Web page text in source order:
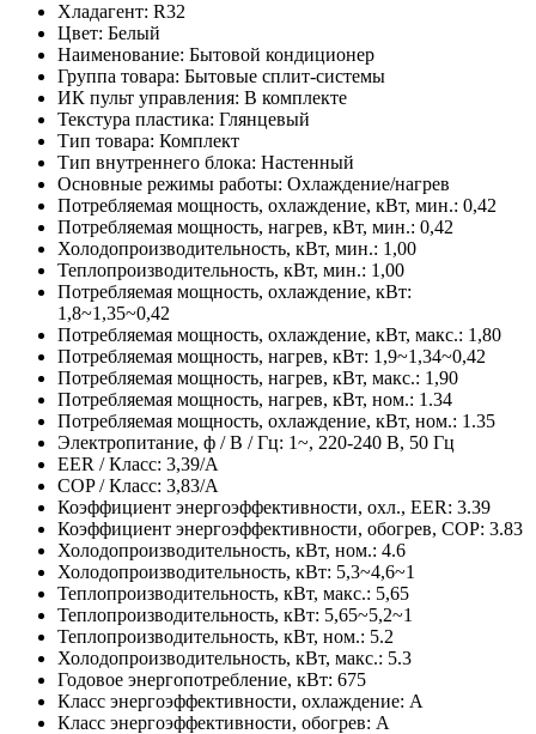
Хладагент: R32
Цвет: Белый
Наименование: Бытовой кондиционер
Группа товара: Бытовые сплит-системы
ИК пульт управления: В комплекте
Текстура пластика: Глянцевый
Тип товара: Комплект
Тип внутреннего блока: Настенный
Основные режимы работы: Охлаждение/нагрев
Потребляемая мощность, охлаждение, кВт, мин.: 0,42
Потребляемая мощность, нагрев, кВт, мин.: 0,42
Холодопроизводительность, кВт, мин.: 1,00
Теплопроизводительность, кВт, мин.: 1,00
Потребляемая мощность, охлаждение, кВт:
1,8~1,35~0,42
Потребляемая мощность, охлаждение, кВт, макс.: 1,80
Потребляемая мощность, нагрев, кВт: 1,9~1,34~0,42
Потребляемая мощность, нагрев, кВт, макс.: 1,90
Потребляемая мощность, нагрев, кВт, ном.: 1.34
Потребляемая мощность, охлаждение, кВт, ном.: 1.35
Электропитание, ф / В / Гц: 1~, 220-240 В, 50 Гц
EER / Класс: 3,39/A
COP / Класс: 3,83/A
Коэффициент энергоэффективности, охл., EER: 3.39
Коэффициент энергоэффективности, обогрев, COP: 3.83
Холодопроизводительность, кВт, ном.: 4.6
Холодопроизводительность, кВт: 5,3~4,6~1
Теплопроизводительность, кВт, макс.: 5,65
Теплопроизводительность, кВт: 5,65~5,2~1
Теплопроизводительность, кВт, ном.: 5.2
Холодопроизводительность, кВт, макс.: 5.3
Годовое энергопотребление, кВт: 675
Класс энергоэффективности, охлаждение: A
Класс энергоэффективности, обогрев: A